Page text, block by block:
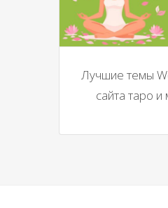
Лучшие темы
сайта таро и